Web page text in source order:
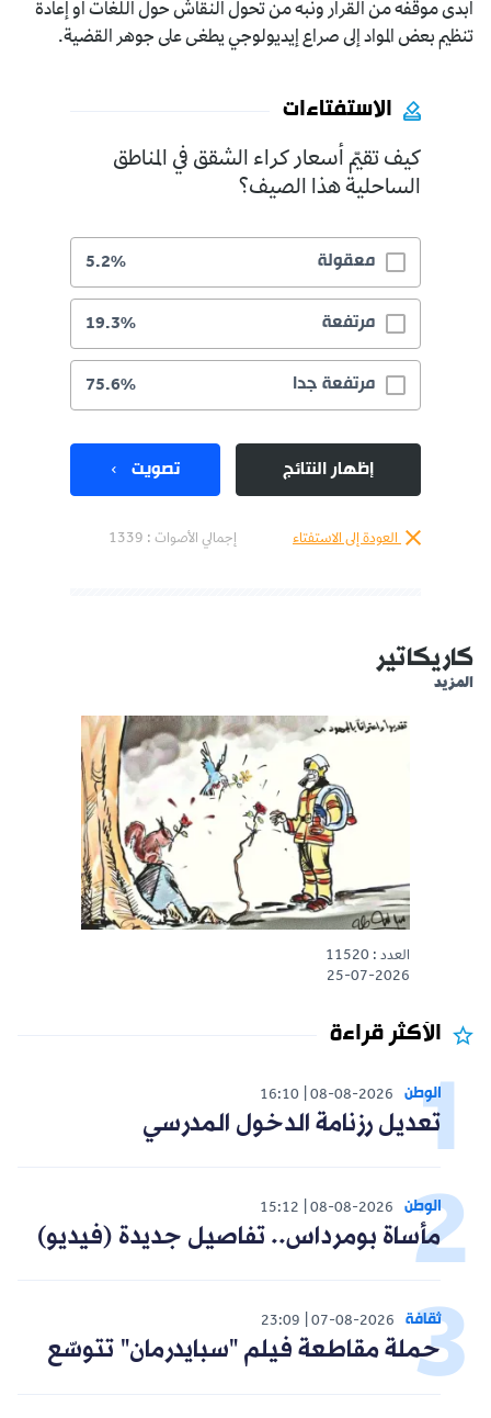
أبدى موقفه من القرار ونبه من تحول النقاش حول اللغات أو إعادة
تنظيم بعض المواد إلى صراع إيديولوجي يطغى على جوهر القضية.
الاستفتاءات
كيف تقيّم أسعار كراء الشقق في المناطق
الساحلية هذا الصيف؟
معقولة 5.2%
مرتفعة 19.3%
مرتفعة جدا 75.6%
إظهار النتائج تصويت
العودة إلى الاستفتاء إجمالي الأصوات : 1339
كاريكاتير
المزيد
العدد : 11520
25-07-2026
الأكثر قراءة
الوطن 08-08-2026
16:10
تعديل رزنامة الدخول المدرسي
الوطن 08-08-2026
15:12
مأساة بومرداس.. تفاصيل جديدة (فيديو)
ثقافة 07-08-2026
23:09
حملة مقاطعة فيلم "سبايدرمان" تتوسّع